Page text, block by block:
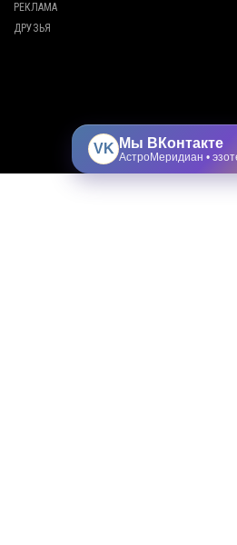
РЕКЛАМА
ДРУЗЬЯ
VK Мы ВКонтакте
АстроМеридиан •